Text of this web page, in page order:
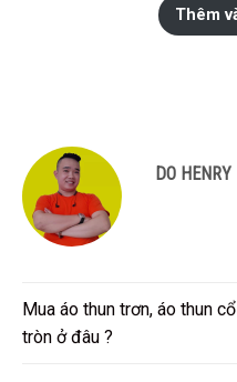
Thêm
DO HENRY
Mua áo thun trơn, áo thun cổ
tròn ở đâu ?